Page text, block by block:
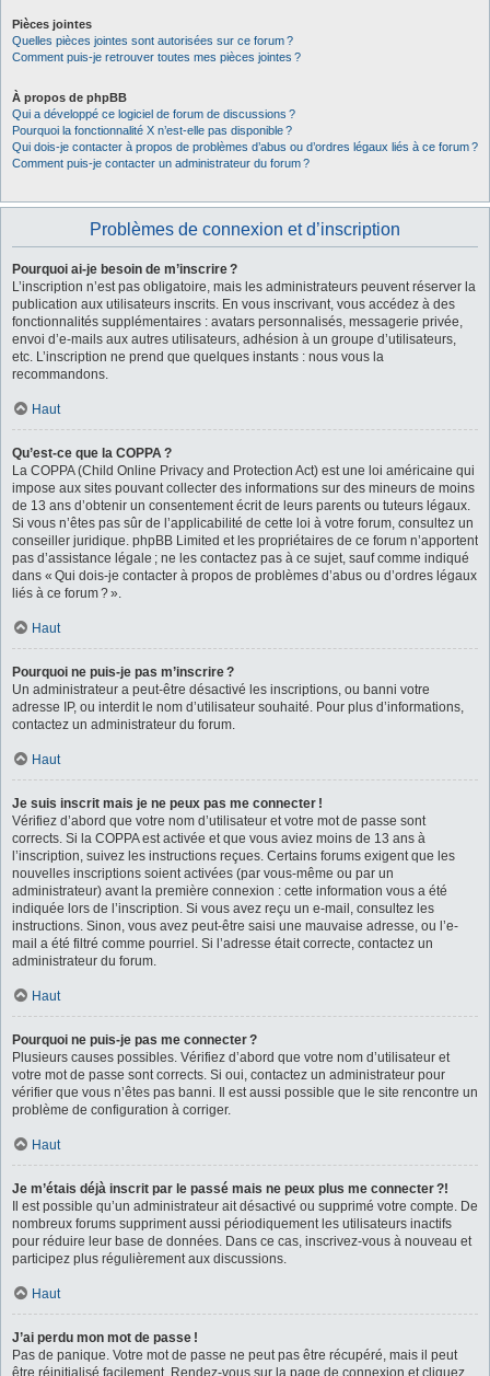
Pièces jointes
Quelles pièces jointes sont autorisées sur ce forum ?
Comment puis-je retrouver toutes mes pièces jointes ?
À propos de phpBB
Qui a développé ce logiciel de forum de discussions ?
Pourquoi la fonctionnalité X n’est-elle pas disponible ?
Qui dois-je contacter à propos de problèmes d’abus ou d’ordres légaux liés à ce forum ?
Comment puis-je contacter un administrateur du forum ?
Problèmes de connexion et d’inscription
Pourquoi ai-je besoin de m’inscrire ?
L’inscription n’est pas obligatoire, mais les administrateurs peuvent réserver la
publication aux utilisateurs inscrits. En vous inscrivant, vous accédez à des
fonctionnalités supplémentaires : avatars personnalisés, messagerie privée,
envoi d’e-mails aux autres utilisateurs, adhésion à un groupe d’utilisateurs,
etc. L’inscription ne prend que quelques instants : nous vous la
recommandons.
Haut
Qu’est-ce que la COPPA ?
La COPPA (Child Online Privacy and Protection Act) est une loi américaine qui
impose aux sites pouvant collecter des informations sur des mineurs de moins
de 13 ans d’obtenir un consentement écrit de leurs parents ou tuteurs légaux.
Si vous n’êtes pas sûr de l’applicabilité de cette loi à votre forum, consultez un
conseiller juridique. phpBB Limited et les propriétaires de ce forum n’apportent
pas d’assistance légale ; ne les contactez pas à ce sujet, sauf comme indiqué
dans « Qui dois-je contacter à propos de problèmes d’abus ou d’ordres légaux
liés à ce forum ? ».
Haut
Pourquoi ne puis-je pas m’inscrire ?
Un administrateur a peut-être désactivé les inscriptions, ou banni votre
adresse IP, ou interdit le nom d’utilisateur souhaité. Pour plus d’informations,
contactez un administrateur du forum.
Haut
Je suis inscrit mais je ne peux pas me connecter !
Vérifiez d’abord que votre nom d’utilisateur et votre mot de passe sont
corrects. Si la COPPA est activée et que vous aviez moins de 13 ans à
l’inscription, suivez les instructions reçues. Certains forums exigent que les
nouvelles inscriptions soient activées (par vous-même ou par un
administrateur) avant la première connexion : cette information vous a été
indiquée lors de l’inscription. Si vous avez reçu un e-mail, consultez les
instructions. Sinon, vous avez peut-être saisi une mauvaise adresse, ou l’e-
mail a été filtré comme pourriel. Si l’adresse était correcte, contactez un
administrateur du forum.
Haut
Pourquoi ne puis-je pas me connecter ?
Plusieurs causes possibles. Vérifiez d’abord que votre nom d’utilisateur et
votre mot de passe sont corrects. Si oui, contactez un administrateur pour
vérifier que vous n’êtes pas banni. Il est aussi possible que le site rencontre un
problème de configuration à corriger.
Haut
Je m’étais déjà inscrit par le passé mais ne peux plus me connecter ?!
Il est possible qu’un administrateur ait désactivé ou supprimé votre compte. De
nombreux forums suppriment aussi périodiquement les utilisateurs inactifs
pour réduire leur base de données. Dans ce cas, inscrivez-vous à nouveau et
participez plus régulièrement aux discussions.
Haut
J’ai perdu mon mot de passe !
Pas de panique. Votre mot de passe ne peut pas être récupéré, mais il peut
être réinitialisé facilement. Rendez-vous sur la page de connexion et cliquez